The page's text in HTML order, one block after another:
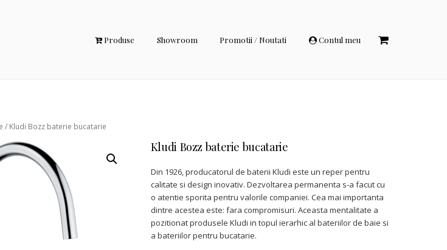
Produse Showroom Promotii / Noutati Contul meu
/ Kludi Bozz baterie bucatarie
Kludi Bozz baterie bucatarie
Din 1926, producatorul de baterii Kludi este un reper pentru
calitate si design inovativ. Dezvoltarea permanenta s-a facut cu
o atentie sporita pentru valorile companiei. Cea mai importanta
dintre acestea este: fara compromisuri. Aceasta mentalitate a
pozitionat produsele Kludi in topul ierarhic al bateriilor de baie si
a bateriilor pentru bucatarie.